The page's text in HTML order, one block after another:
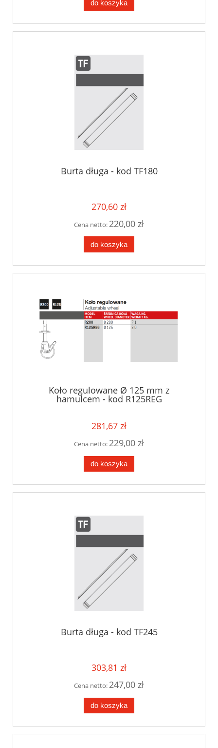
do koszyka
Burta długa - kod TF180
270,60 zł
Cena netto: 220,00 zł
do koszyka
Koło regulowane Ø 125 mm z
hamulcem - kod R125REG
281,67 zł
Cena netto: 229,00 zł
do koszyka
Burta długa - kod TF245
303,81 zł
Cena netto: 247,00 zł
do koszyka